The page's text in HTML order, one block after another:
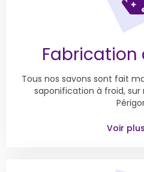
Tous nos savons sont fait
saponification à froid,
Voir plus